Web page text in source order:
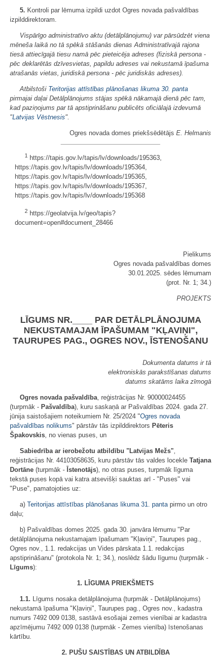
5. Kontroli par lēmuma izpildi uzdot Ogres novada pašvaldības
izpilddirektoram.
Vispārīgo administratīvo aktu (detālplānojumu) var pārsūdzēt viena
mēneša laikā no tā spēkā stāšanās dienas Administratīvajā rajona
tiesā attiecīgajā tiesu namā pēc pieteicēja adreses (fiziskā persona -
pēc deklarētās dzīvesvietas, papildu adreses vai nekustamā īpašuma
atrašanās vietas, juridiskā persona - pēc juridiskās adreses).
Atbilstoši Teritorijas attīstības plānošanas likuma 30. panta
pirmajai daļai Detālplānojums stājas spēkā nākamajā dienā pēc tam,
kad paziņojums par tā apstiprināšanu publicēts oficiālajā izdevumā
"Latvijas Vēstnesis".
Ogres novada domes priekšsēdētājs E. Helmanis
1
https://tapis.gov.lv/tapis/lv/downloads/195363,
https://tapis.gov.lv/tapis/lv/downloads/195364,
https://tapis.gov.lv/tapis/lv/downloads/195365,
https://tapis.gov.lv/tapis/lv/downloads/195367,
https://tapis.gov.lv/tapis/lv/downloads/195368
2 https://geolatvija.lv/geo/tapis?
document=open#document_28466
Pielikums
Ogres novada pašvaldības domes
30.01.2025. sēdes lēmumam
(prot. Nr. 1; 34.)
PROJEKTS
LĪGUMS NR.____ PAR DETĀLPLĀNOJUMA
NEKUSTAMAJAM ĪPAŠUMAM "KĻAVIŅI",
TAURUPES PAG., OGRES NOV., ĪSTENOŠANU
Dokumenta datums ir tā
elektroniskās parakstīšanas datums
datums skatāms laika zīmogā
Ogres novada pašvaldība, reģistrācijas Nr. 90000024455
(turpmāk - Pašvaldība), kuru saskaņā ar Pašvaldības 2024. gada 27.
jūnija saistošajiem noteikumiem Nr. 25/2024 "Ogres novada
pašvaldības nolikums" pārstāv tās izpilddirektors Pēteris
Špakovskis, no vienas puses, un
Sabiedrība ar ierobežotu atbildību "Latvijas Mežs",
reģistrācijas Nr. 44103058635, kuru pārstāv tās valdes locekle Tatjana
Dortāne (turpmāk - Īstenotājs), no otras puses, turpmāk līguma
tekstā puses kopā vai katra atsevišķi sauktas arī - "Puses" vai
"Puse", pamatojoties uz:
a) Teritorijas attīstības plānošanas likuma 31. pantapirmo un otro
daļu;
b) Pašvaldības domes 2025. gada 30. janvāra lēmumu "Par
detālplānojuma nekustamajam īpašumam "Kļaviņi", Taurupes pag.,
Ogres nov., 1.1. redakcijas un Vides pārskata 1.1. redakcijas
apstiprināšanu" (protokola Nr. 1; 34.), noslēdz šādu līgumu (turpmāk -
Līgums):
1. LĪGUMA PRIEKŠMETS
1.1. Līgums nosaka detālplānojuma (turpmāk - Detālplānojums)
nekustamā īpašuma "Kļaviņi", Taurupes pag., Ogres nov., kadastra
numurs 7492 009 0138, sastāvā esošajai zemes vienībai ar kadastra
apzīmējumu 7492 009 0138 (turpmāk - Zemes vienība) īstenošanas
kārtību.
2. PUŠU SAISTĪBAS UN ATBILDĪBA